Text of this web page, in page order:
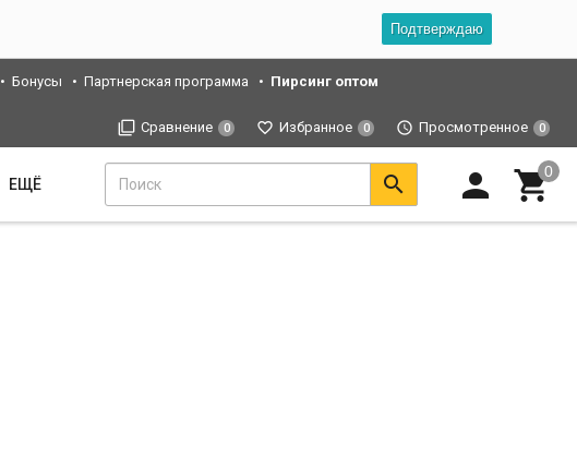
Подтверждаю
Бонусы Партнерская программа Пирсинг оптом
Сравнение 0 Избранное 0 Просмотренное 0
ЕЩЁ